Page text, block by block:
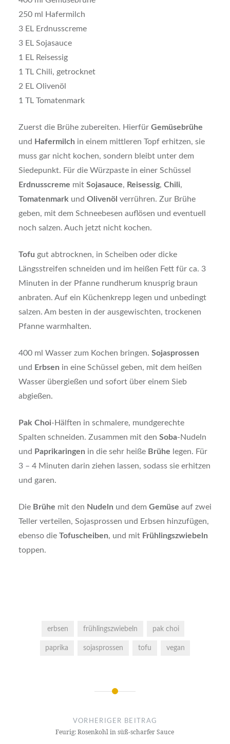
250 ml Hafermilch
3 EL Erdnusscreme
3 EL Sojasauce
1 EL Reisessig
1 TL Chili, getrocknet
2 EL Olivenöl
1 TL Tomatenmark
Zuerst die Brühe zubereiten. Hierfür Gemüsebrühe
und Hafermilch in einem mittleren Topf erhitzen, sie
muss gar nicht kochen, sondern bleibt unter dem
Siedepunkt. Für die Würzpaste in einer Schüssel
Erdnusscreme mit Sojasauce, Reisessig, Chili,
Tomatenmark und Olivenöl verrühren. Zur Brühe
geben, mit dem Schneebesen auflösen und eventuell
noch salzen. Auch jetzt nicht kochen.
Tofu gut abtrocknen, in Scheiben oder dicke
Längsstreifen schneiden und im heißen Fett für ca. 3
Minuten in der Pfanne rundherum knusprig braun
anbraten. Auf ein Küchenkrepp legen und unbedingt
salzen. Am besten in der ausgewischten, trockenen
Pfanne warmhalten.
400 ml Wasser zum Kochen bringen. Sojasprossen
und Erbsen in eine Schüssel geben, mit dem heißen
Wasser übergießen und sofort über einem Sieb
abgießen.
Pak Choi-Hälften in schmalere, mundgerechte
Spalten schneiden. Zusammen mit den Soba-Nudeln
und Paprikaringen in die sehr heiße Brühe legen. Für
3 – 4 Minuten darin ziehen lassen, sodass sie erhitzen
und garen.
Die Brühe mit den Nudeln und dem Gemüse auf zwei
Teller verteilen, Sojasprossen und Erbsen hinzufügen,
ebenso die Tofuscheiben, und mit Frühlingszwiebeln
toppen.
erbsen frühlingszwiebeln pak choi
paprika sojasprossen tofu vegan
Beitragsnavigation
VORHERIGER BEITRAG
Feurig: Rosenkohl in süß-scharfer Sauce